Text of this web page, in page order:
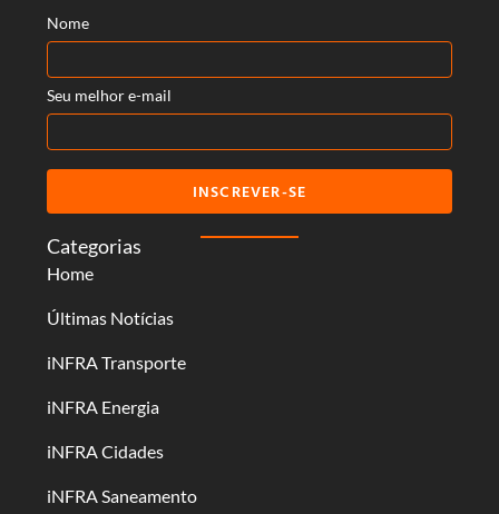
Categorias
Home
Últimas Notícias
iNFRA Transporte
iNFRA Energia
iNFRA Cidades
iNFRA Saneamento
Nome
Seu melhor e-mail
INSCREVER-SE